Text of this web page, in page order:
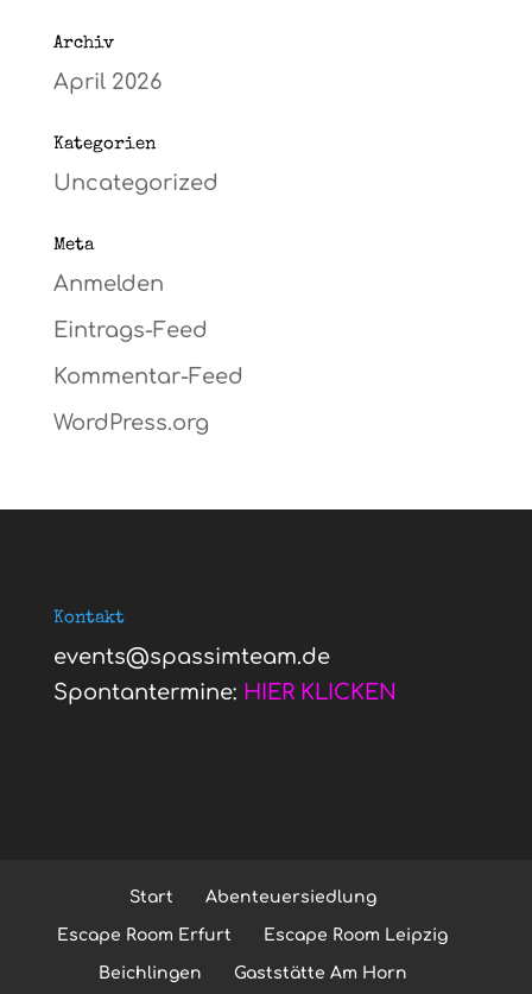
Archiv
April 2026
Kategorien
Uncategorized
Meta
Anmelden
Eintrags-Feed
Kommentar-Feed
WordPress.org
Kontakt
events@spassimteam.de
Spontantermine: HIER KLICKEN
Start Abenteuersiedlung
Escape Room Erfurt Escape Room Leipzig
Beichlingen Gaststätte Am Horn